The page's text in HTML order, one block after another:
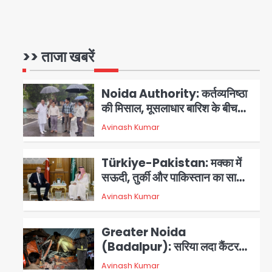
>> ताजा खबरें
1
24 घंटे ऑनलाइन डॉक्टर परामर्श
2
Noida Authority: कर्तव्यनिष्ठा
की मिसाल, मूसलाधार बारिश के बीच
नोएडा प्राधिकरण ने संभाला मोर्चा,
सेक्टर 105 आरडब्ल्यूए ने जताया
Avinash Kumar
3
Türkiye-Pakistan: मक्का में
सऊदी, तुर्की और पाकिस्तान का साझा
रक्षा समझौता, जानें इसके मायने
Avinash Kumar
4
Greater Noida
(Badalpur): सरिया लदा कैंटर
अनियंत्रित होकर घुसा किराना दुकान
Avinash Kumar